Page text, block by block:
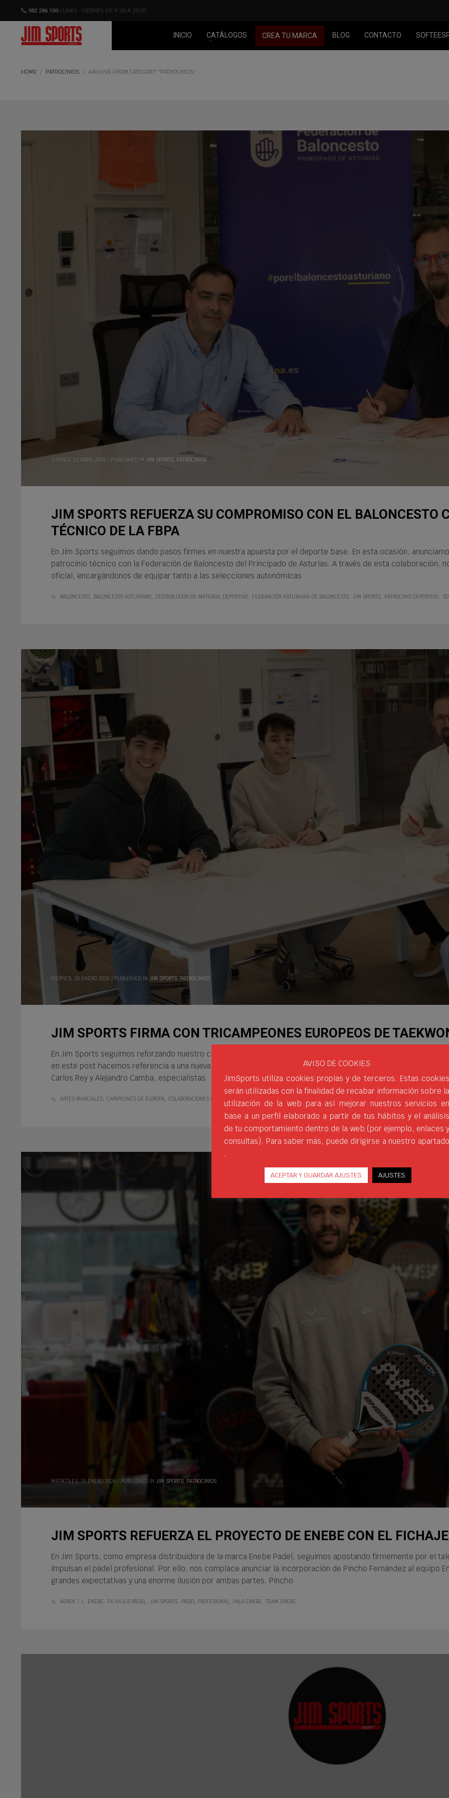
982 286 100LUNES - VIERNES DE 9 :00 A 20:00
INICIO CATÁLOGOS CREA TU MARCA BLOG CONTACTO
HOME PATROCINIOS ARCHIVE FROM CATEGORY "PATROCINIOS"
JUEVES, 23 ABRIL 2026 / PUBLISHED IN JIM SPORTS, PATROCINIOS
JIM SPORTS REFUERZA SU COMPROMISO CON EL BALONCESTO
TÉCNICO DE LA FBPA
En Jim Sports seguimos dando pasos firmes en nuestra apuesta por el deporte base. En esta ocasión,
patrocinio técnico con la Federación de Baloncesto del Principado de Asturias. A través de esta colaboración,
oficial, encargándonos de equipar tanto a las selecciones autonómicas
BALONCESTO BALONCESTO ASTURIANO DISTRIBUIDOR DE MATERIAL DEPORTIVO FEDERACIÓN ASTURIANA DE BALONCESTO JIM SPORTS PATROCINIO DEPORTIVO
VIERNES, 30 ENERO 2026 / PUBLISHED IN JIM SPORTS, PATROCINIOS
JIM SPORTS FIRMA CON TRICAMPEONES EUROPEOS DE
En Jim Sports seguimos reforzando nuestro compromiso con el deporte a todos los niveles y, como no, con los
en este post hacemos referencia a una nueva colaboración por nuestra parte; y es que hemos firmado un
Carlos Rey y Alejandro Camba, especialistas
ARTES MARCIALES CAMPEONES DE EUROPA COLABORACIONES DEPORTIVAS DEPORTISTAS PROFESIONALES EMBAJADORES DE MARCA POOMSAE
MIÉRCOLES, 21 ENERO 2026 / PUBLISHED IN JIM SPORTS, PATROCINIOS
JIM SPORTS REFUERZA EL PROYECTO DE ENEBE CON EL
En Jim Sports, como empresa distribuidora de la marca Enebe Padel, seguimos apostando firmemente por el
impulsan el pádel profesional. Por ello, nos complace anunciar la incorporación de Pincho Fernández al equipo
grandes expectativas y una enorme ilusión por ambas partes. Pincho
AEROX 7.1 ENEBE FICHAJES PÁDEL JIM SPORTS PÁDEL PROFESIONAL PALA ENEBE TEAM ENEBE
AVISO DE COOKIES
JimSports utiliza cookies propias y de terceros. Estas cookies
serán utilizadas con la finalidad de recabar información sobre la
utilización de la web para así mejorar nuestros servicios en
base a un perfil elaborado a partir de tus hábitos y el análisis
de tu comportamiento dentro de la web (por ejemplo, enlaces y
consultas). Para saber más, puede dirigirse a nuestro apartado
.
ACEPTAR Y GUARDAR AJUSTES AJUSTES